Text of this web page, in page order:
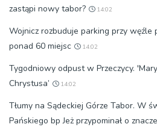
zastąpi nowy tabor?
14:02
Wojnicz rozbuduje parking przy węźle
ponad 60 miejsc
14:02
Tygodniowy odpust w Przeczycy.
Chrystusa’
14:02
Tłumy na Sądeckiej Górze Tabor. W
Pańskiego bp Jeż przypominał o